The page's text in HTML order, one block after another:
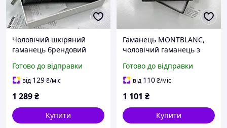
Чоловічий шкіряний
гаманець брендовий
на блискавці з
натуральної шкіри
Готово до відправки
від 129₴/міс
1 289₴
Купити
Гаманець MONTBLANC,
чоловічий гаманець з
гаманець чорного
кольору
Готово до відправки
від 110₴/міс
1 101 ₴
Купити